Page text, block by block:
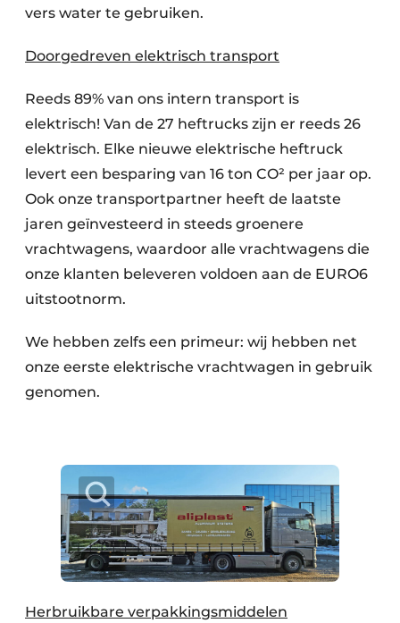
vers water te gebruiken.
Doorgedreven elektrisch transport
Reeds 89% van ons intern transport is
elektrisch! Van de 27 heftrucks zijn er reeds 26
elektrisch. Elke nieuwe elektrische heftruck
levert een besparing van 16 ton CO² per jaar op.
Ook onze transportpartner heeft de laatste
jaren geïnvesteerd in steeds groenere
vrachtwagens, waardoor alle vrachtwagens die
onze klanten beleveren voldoen aan de EURO6
uitstootnorm.
We hebben zelfs een primeur: wij hebben net
onze eerste elektrische vrachtwagen in gebruik
genomen.
Herbruikbare verpakkingsmiddelen